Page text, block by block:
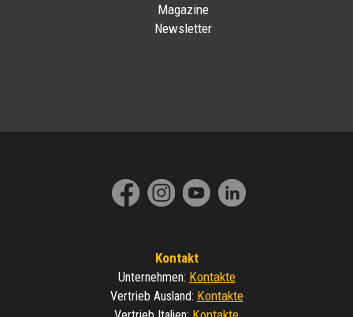
Magazine
Newsletter
Kontakt
Unternehmen: Kontakte
Vertrieb Ausland: Kontakte